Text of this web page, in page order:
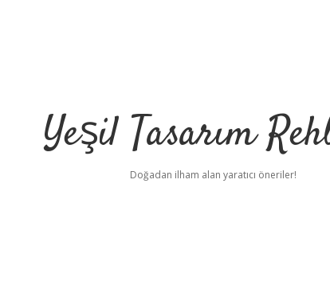
Yeşil Tasarım
Doğadan ilham alan yaratıcı öneriler!